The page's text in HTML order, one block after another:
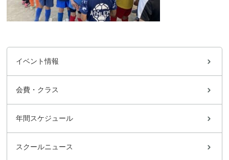
イベント情報
会費・クラス
年間スケジュール
スクールニュース